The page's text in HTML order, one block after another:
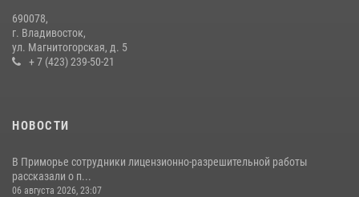
действия постояльца гостиницы
16 июля 2026, 01:13
690078,
г. Владивосток,
ул. Магнитогорская, д. 5
+ 7 (423) 239-50-21
НОВОСТИ
В Приморье сотрудники лицензионно-разрешительной работы
рассказали о п...
06 августа 2026, 23:07